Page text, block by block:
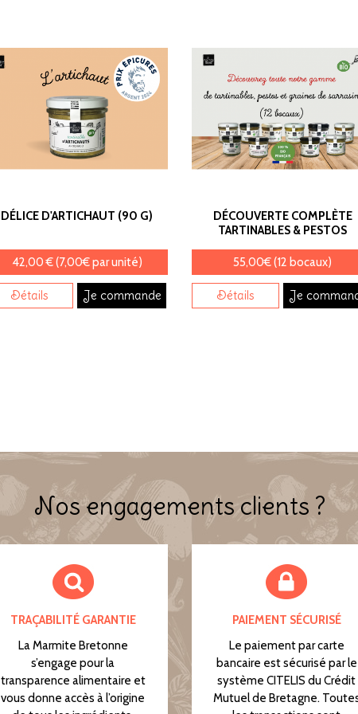
DÉLICE D'ARTICHAUT (90 G)
42,00 € (7,00€ par unité)
Détails Je commande
DÉCOUVERTE COMPLÈTE
TARTINABLES & PESTOS
55,00€ (12 bocaux)
Détails Je
Nos engagements clients ?
TRAÇABILITÉ GARANTIE
La Marmite Bretonne
s’engage pour la
transparence alimentaire et
vous donne accès à l’origine
PAIEMENT SÉCURISÉ
Le paiement par carte
bancaire est sécurisé par le
système CITELIS du Crédit
Mutuel de Bretagne.